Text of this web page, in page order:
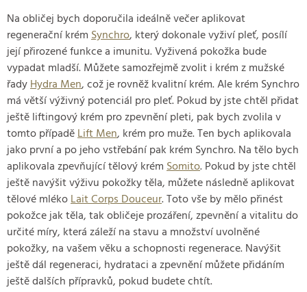
Na obličej bych doporučila ideálně večer aplikovat
regenerační krémSynchro, který dokonale vyživí pleť, posílí
její přirozené funkce a imunitu. Vyživená pokožka bude
vypadat mladší. Můžete samozřejmě zvolit i krém z mužské
řadyHydra Men, což je rovněž kvalitní krém. Ale krém Synchro
má větší výživný potenciál pro pleť. Pokud by jste chtěl přidat
ještě liftingový krém pro zpevnění pleti, pak bych zvolila v
tomto případěLift Men, krém pro muže. Ten bych aplikovala
jako první a po jeho vstřebání pak krém Synchro. Na tělo bych
aplikovala zpevňující tělový krémSomito. Pokud by jste chtěl
ještě navýšit výživu pokožky těla, můžete následně aplikovat
tělové mlékoLait Corps Douceur. Toto vše by mělo přinést
pokožce jak těla, tak obličeje prozáření, zpevnění a vitalitu do
určité míry, která záleží na stavu a množství uvolněné
pokožky, na vašem věku a schopnosti regenerace. Navýšit
ještě dál regeneraci, hydrataci a zpevnění můžete přidáním
ještě dalších přípravků, pokud budete chtít.